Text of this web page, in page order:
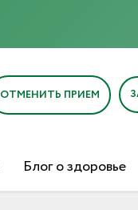
ОТМЕНИТЬ ПРИЕМ
Блог о здоровье